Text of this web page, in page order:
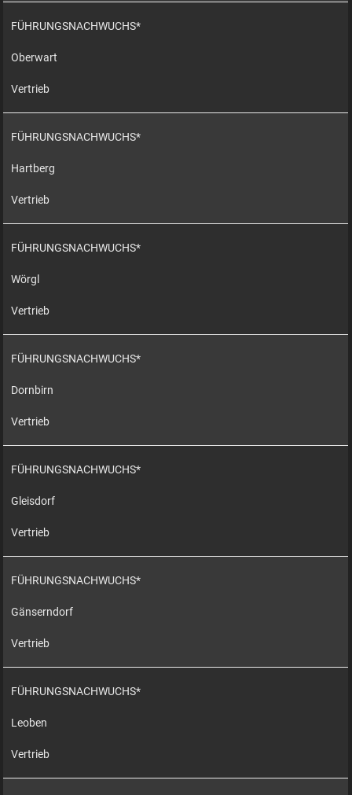
FÜHRUNGSNACHWUCHS*
Oberwart
Vertrieb
FÜHRUNGSNACHWUCHS*
Hartberg
Vertrieb
FÜHRUNGSNACHWUCHS*
Wörgl
Vertrieb
FÜHRUNGSNACHWUCHS*
Dornbirn
Vertrieb
FÜHRUNGSNACHWUCHS*
Gleisdorf
Vertrieb
FÜHRUNGSNACHWUCHS*
Gänserndorf
Vertrieb
FÜHRUNGSNACHWUCHS*
Leoben
Vertrieb